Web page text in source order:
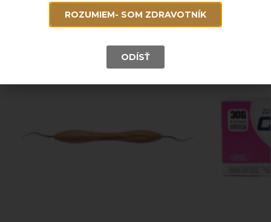
Súvisiace produkty
ROZUMIEM- SOM ZDRAVOTNÍK
ODÍSŤ